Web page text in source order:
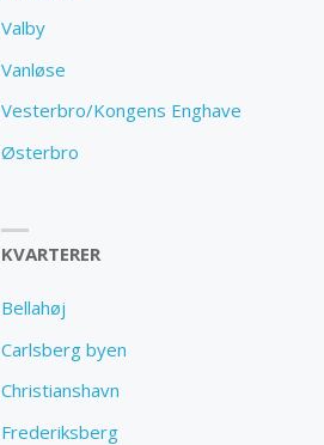
Valby
Vanløse
Vesterbro/Kongens Enghave
Østerbro
KVARTERER
Bellahøj
Carlsberg byen
Christianshavn
Frederiksberg